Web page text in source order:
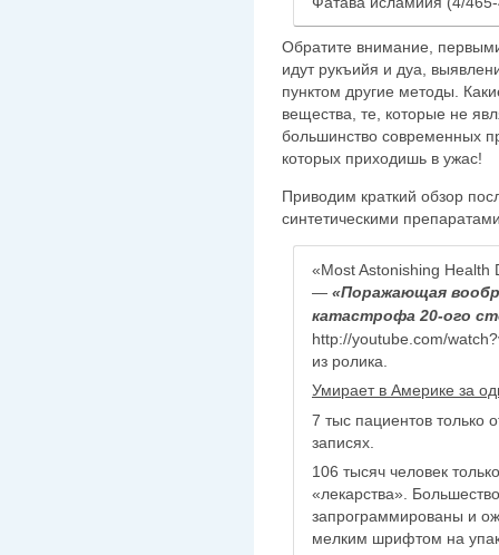
Обратите внимание,
идут рукъийя и дуа,
пунктом другие методы.
вещества, те, которые не
большинство современных
которых приходишь в ужас!
Приводим краткий обзор
синтетическими
«Most Astonishing Health
— «Поражающая
катастрофа 20-ого
http://youtube.com/
из ролика.
Умирает в Америке за
7 тыс пациентов только
записях.
106 тысяч человек
«лекарства».
запрограммированы и
мелким шрифтом на